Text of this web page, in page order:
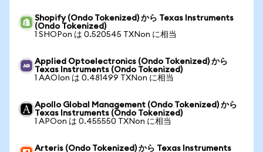
Shopify (Ondo Tokenized) から Texas Instruments
(Ondo Tokenized)
1 SHOPon は 0.520545 TXNon に相当
Applied Optoelectronics (Ondo Tokenized) から
Texas Instruments (Ondo Tokenized)
1 AAOIon は 0.481499 TXNon に相当
Apollo Global Management (Ondo Tokenized) から
Texas Instruments (Ondo Tokenized)
1 APOon は 0.455550 TXNon に相当
Arteris (Ondo Tokenized) から Texas Instruments